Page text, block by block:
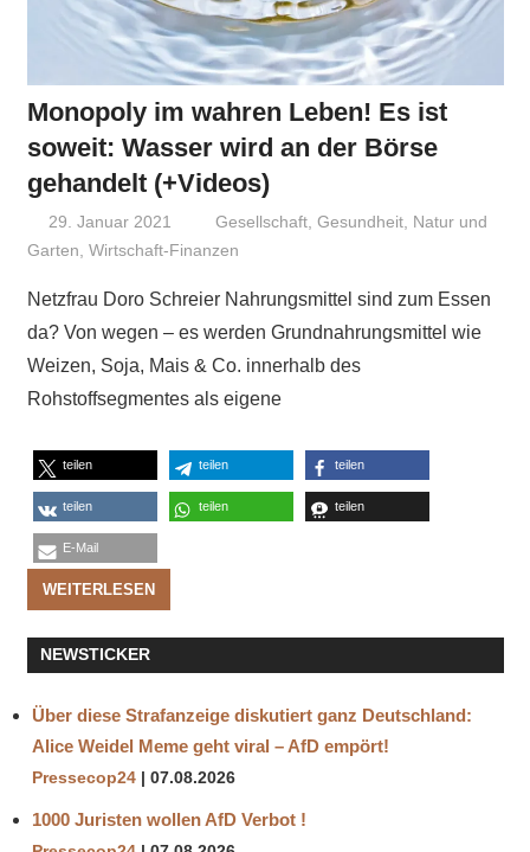
Monopoly im wahren Leben! Es ist
soweit: Wasser wird an der Börse
gehandelt (+Videos)
29. Januar 2021 Niki Vogt
Gesellschaft,Gesundheit, Natur und
Garten, Wirtschaft-Finanzen
Netzfrau Doro Schreier Nahrungsmittel sind zum Essen
da? Von wegen – es werden Grundnahrungsmittel wie
Weizen, Soja, Mais & Co. innerhalb des
Rohstoffsegmentes als eigene
teilen teilen teilen
teilen teilen teilen
E-Mail
WEITERLESEN
NEWSTICKER
Über diese Strafanzeige diskutiert ganz Deutschland:
Alice Weidel Meme geht viral – AfD empört!
Pressecop24 07.08.2026
1000 Juristen wollen AfD Verbot !